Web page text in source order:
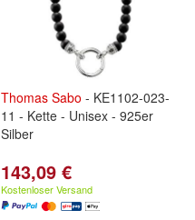
Thomas Sabo - KE1102-023-
11 - Kette - Unisex - 925er
Silber
143,09 €
Kostenloser Versand